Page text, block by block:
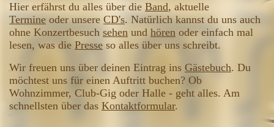
Hier erfährst du alles über die Band, aktuelle
Termine oder unsere CD's. Natürlich kannst du uns auch
ohne Konzertbesuch sehen und hören oder einfach mal
lesen, was die Presse so alles über uns schreibt.
Wir freuen uns über deinen Eintrag ins Gästebuch. Du
möchtest uns für einen Auftritt buchen? Ob
Wohnzimmer, Club-Gig oder Halle - geht alles. Am
schnellsten über das Kontaktformular.